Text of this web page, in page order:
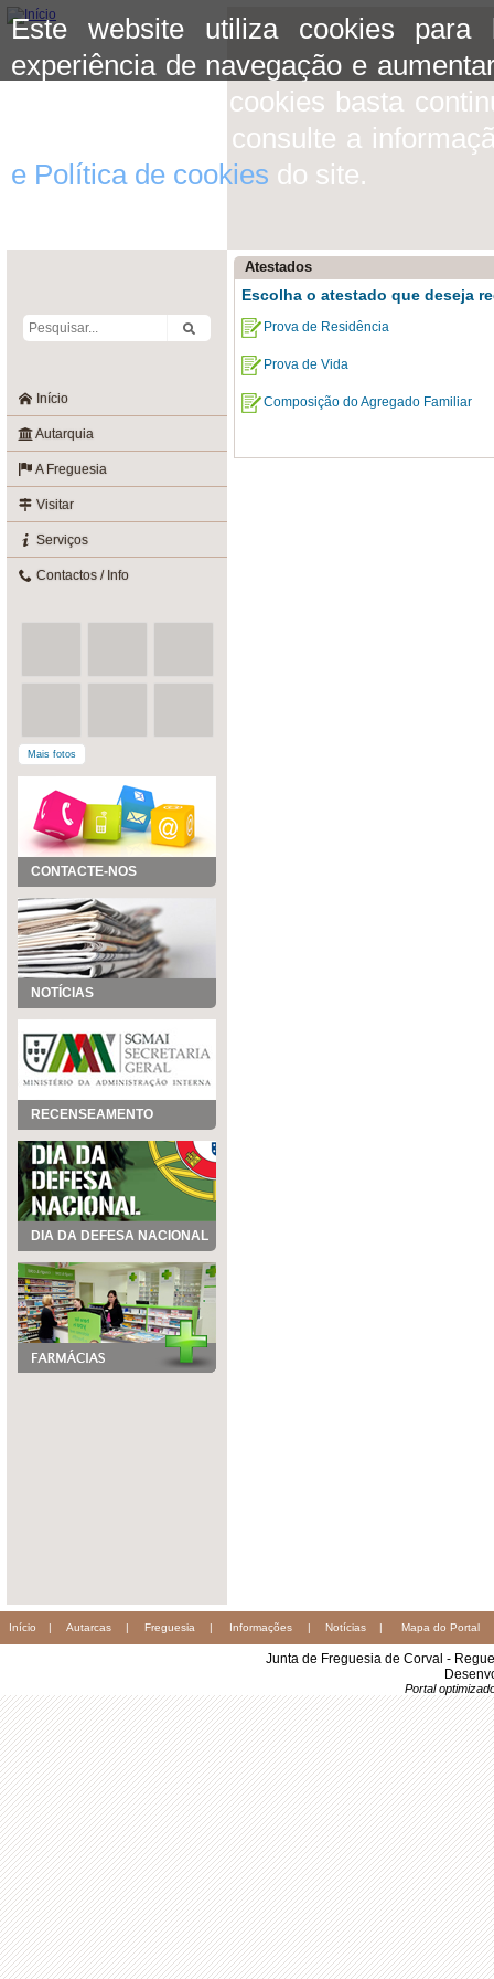
Este website utiliza cookies para
experiência de navegação e
aceitar o uso de cookies basta
mais informação consulte a
e Política de cookies do site.
Início
Autarquia
A Freguesia
Visitar
Serviços
Contactos / Info
Mais fotos
CONTACTE-NOS
NOTÍCIAS
RECENSEAMENTO
DIA DA DEFESA NACIONAL
Atestados
Escolha o atestado que deseja
Prova de Residência
Prova de Vida
Composição do Agregado Familiar
Início | Autarcas | Freguesia | Informações | Notícias | Mapa do Portal
Junta de Freguesia de Corval -
Portal